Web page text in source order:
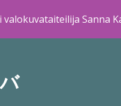
valokuvataiteilija